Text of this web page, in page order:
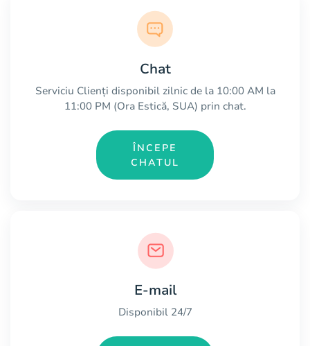
Chat
Serviciu Clienți disponibil zilnic de la 10:00 AM la
11:00 PM (Ora Estică, SUA) prin chat.
ÎNCEPE
CHATUL
E-mail
Disponibil 24/7